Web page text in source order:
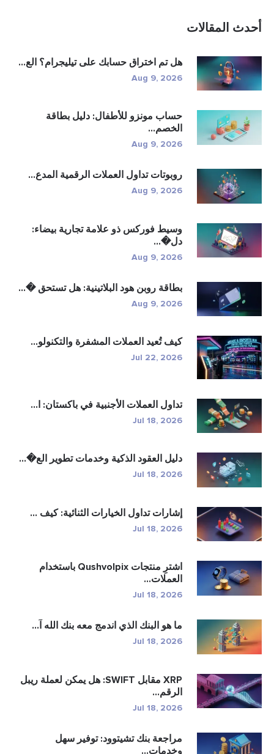
أحدث المقالات
هل تم اختراق حسابك على تيليجرام؟ الع...
Aug 9, 2026
حساب مونزو للأطفال: دليل بطاقة
الخصم...
Aug 9, 2026
روبوتات تداول العملات الرقمية المدع...
Aug 9, 2026
وسيط فوركس ذو علامة تجارية بيضاء:
دل�...
Aug 9, 2026
بطاقة روبن هود البلاتينية: هل تستحق �...
Aug 9, 2026
كيف تُعيد العملات المشفرة والتكنولو...
Jul 22, 2026
تداول العملات الأجنبية في باكستان: ا...
Jul 18, 2026
دليل العقود الذكية وخدمات تطوير الع�...
Jul 18, 2026
إشارات تداول الخيارات الثنائية: كيف ...
Jul 18, 2026
اشترِ منتجات Qushvolpix باستخدام
العملات...
Jul 18, 2026
ما هو البنك الذي اندمج معه بنك الله آ...
Jul 18, 2026
XRP مقابل SWIFT: هل يمكن لعملة ريبل
الرقم...
Jul 18, 2026
مراجعة بنك تشيتوود: توفير سهل
وخدمات...